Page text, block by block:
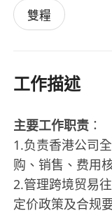
雙糧
工作描述
主要工作职责 ：
1.负责香港公司
购、销售、费用
2.管理跨境贸易
定价政策及合规